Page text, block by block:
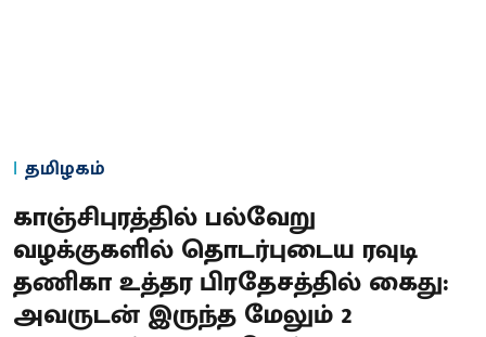
தமிழகம்
காஞ்சிபுரத்தில் பல்வேறு
வழக்குகளில் தொடர்புடைய ரவுடி
தணிகா உத்தர பிரதேசத்தில் கைது:
அவருடன் இருந்த மேலும் 2